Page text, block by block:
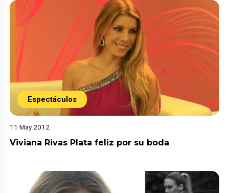
Espectáculos
11 May 2012
Viviana Rivas Plata feliz por su boda